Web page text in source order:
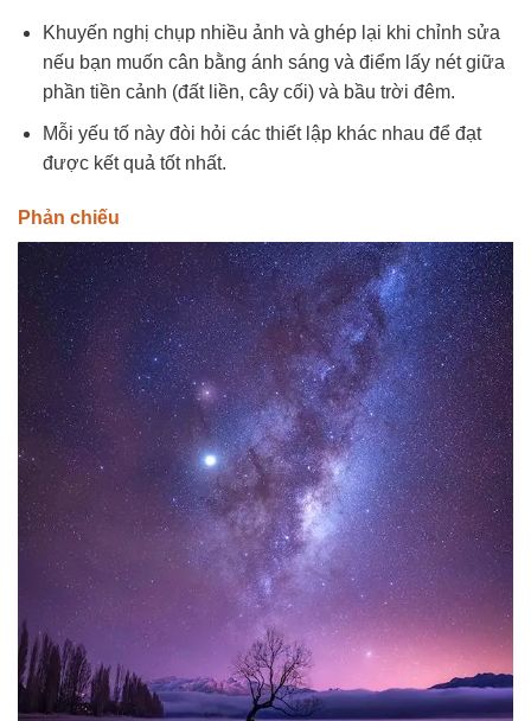
Khuyến nghị chụp nhiều ảnh và ghép lại khi chỉnh sửa
nếu bạn muốn cân bằng ánh sáng và điểm lấy nét giữa
phần tiền cảnh (đất liền, cây cối) và bầu trời đêm.
Mỗi yếu tố này đòi hỏi các thiết lập khác nhau để đạt
được kết quả tốt nhất.
Phản chiếu